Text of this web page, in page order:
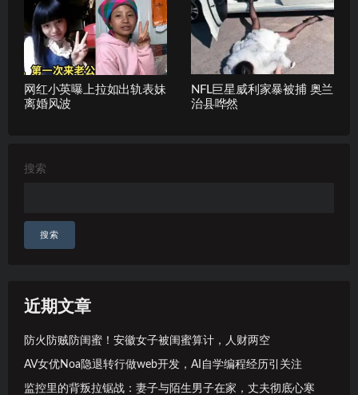
网红小英曝上拉如出轨表妹
离婚风波
NFL巨星威利家暴被捕 奥兰
治县哗然
搜索
搜索
近期文章
防火防贼防闺蜜！安徽女子被闺蜜算计，人财两空
AV女优Noa隐退转行做web开发，AI自学编程经历引关注
监控里的背叛拉锯战：妻子与陌生男子在家，丈夫彻底心寒